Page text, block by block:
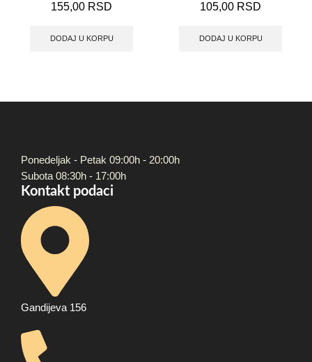
155,00 RSD
DODAJ U KORPU
105,00 RSD
DODAJ U KORPU
Ponedeljak - Petak 09:00h - 20:00h
Subota 08:30h - 17:00h
Kontakt podaci
Gandijeva 156